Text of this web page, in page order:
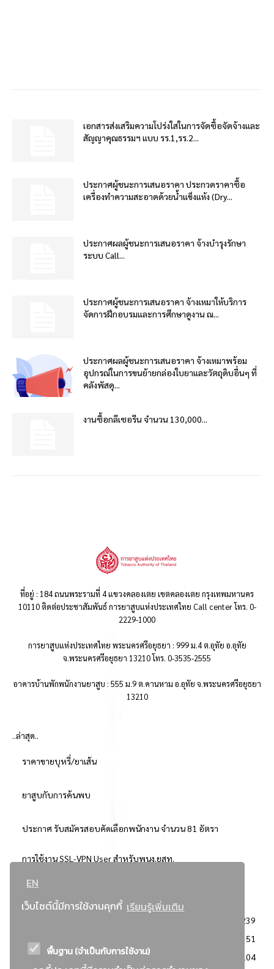
EN
เว็บไซต์นี้มีการใช้งานคุกกี้ เรียนรู้เพิ่มเติม
พื้นฐาน (จำเป็นกับการใช้งาน)
เอกสารส่งเสริมความโปร่งใสในการจัดซื้อจัดจ้างและ
สัญญาคุณธรรมฯ แบบ รร.1,รร.2...
ประกาศผู้ชนะการเสนอราคา ประกวดราคาซื้อ
เครื่องทำความสะอาดด้วยน้ำแข็งแห้ง (Dry...
ประกาศผลผู้ชนะการเสนอราคา จ้างบำรุงรักษา
ระบบ Call...
ประกาศผู้ชนะการเสนอราคา จ้างเหมาให้บริการ
จัดการฝึกอบรมและการศึกษาดูงาน ณ...
ประกาศผลผู้ชนะการเสนอราคา จ้างเหมาพร้อม
อุปกรณ์ในการขนย้ายกล่องใบยาและวัตถุดิบอื่นๆ ที่
คลังพัสดุ...
งานซื้อกลีเซอรีน จำนวน 130,000...
ที่อยู่ : 184 ถนนพระรามที่ 4 แขวงคลองเตย เขตคลองเตย กรุงเทพมหานคร
10110 ติดต่อประชาสัมพันธ์ การยาสูบแห่งประเทศไทย Call center โทร. 0-
2229-1000
การยาสูบแห่งประเทศไทย พระนครศรีอยุธยา : 999 ม.4 ต.อุทัย อ.อุทัย
จ.พระนครศรีอยุธยา 13210 โทร. 0-3535-2555
อาคารบ้านพักพนักงานยาสูบ : 555 ม.9 ต.คานหาม อ.อุทัย จ.พระนครศรีอยุธยา
13210
..ล่าสุด..
ราคาขายบุหรี่/ยาเส้น
ยาสูบกับการค้นพบ
ประกาศ รับสมัครสอบคัดเลือกพนักงาน จำนวน 81 อัตรา
การใช้งาน SSL-VPN User สำหรับพนง.ยสท.
..ยอดนิยม..
3239
2351
: วิธีเฉพาะเจาะจง
2104